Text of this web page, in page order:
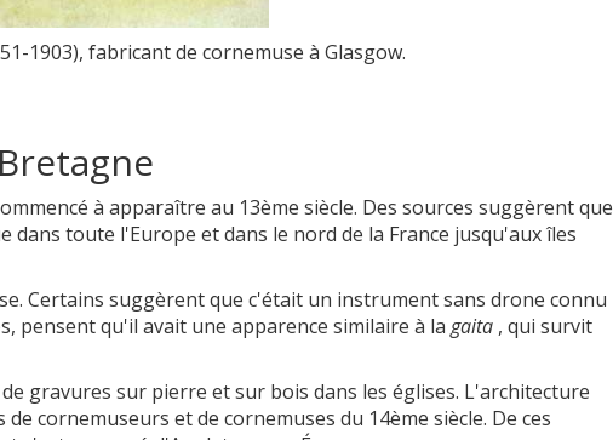
1903), fabricant de cornemuse à Glasgow.
à apparaître au 13ème siècle. Des sources suggèrent que
toute l'Europe et dans le nord de la France jusqu'aux îles
Certains suggèrent que c'était un instrument sans drone connu
pensent qu'il avait une apparence similaire à la gaita , qui survit
gravures sur pierre et sur bois dans les églises. L'architecture
cornemuseurs et de cornemuses du 14ème siècle. De ces